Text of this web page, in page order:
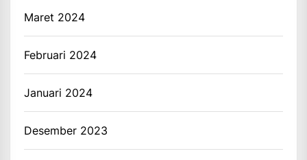
Maret 2024
Februari 2024
Januari 2024
Desember 2023